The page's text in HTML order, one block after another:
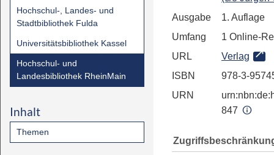
Hochschul-, Landes- und
Stadtbibliothek Fulda
Universitätsbibliothek Kassel
Hochschul- und
Landesbibliothek RheinMain
Inhalt
Themen
Ausgabe
1. Auflage
Umfang
1 Online-
URL
Verlag
ISBN
978-3-
URN
847